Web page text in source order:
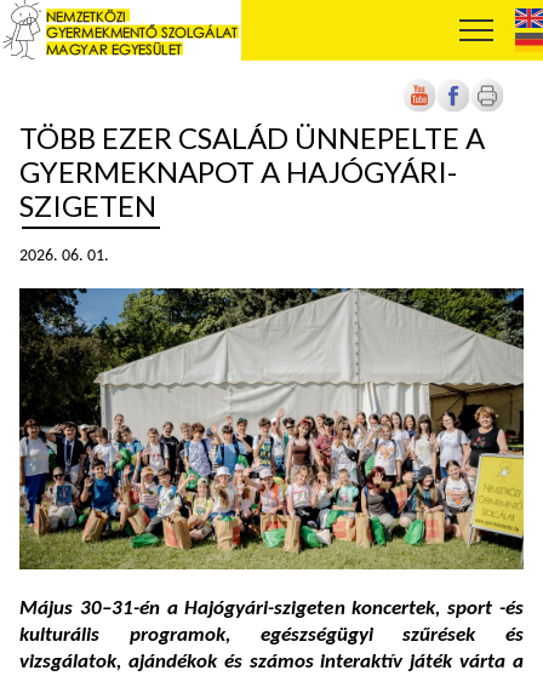
TÖBB EZER CSALÁD ÜNNEPELTE A
GYERMEKNAPOT A HAJÓGYÁRI-
SZIGETEN
2026. 06. 01.
Május 30–31-én a Hajógyári-szigeten koncertek, sport -és
kulturális programok, egészségügyi szűrések és
vizsgálatok, ajándékok és számos interaktív játék várta a